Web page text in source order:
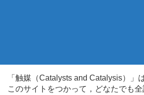
「触媒（Catalysts and Catalysis）
このサイトをつかって，どなたでも